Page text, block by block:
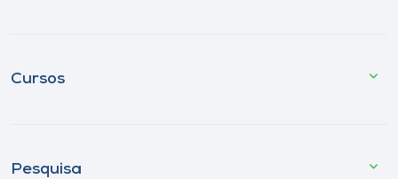
Cursos
Pesquisa